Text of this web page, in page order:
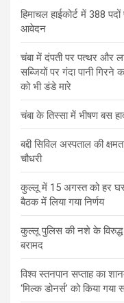
हिमाचल हाईकोर्ट में 388
आवेदन
चंबा में दंपती पर पत्थर और
सब्जियों पर गंदा पानी गिरने
को भी डंडे मारे
चंबा के तिस्सा में भीषण बस
बद्दी सिविल अस्पताल की
चौधरी
कुल्लू में 15 अगस्त को हर घर
बैठक में लिया गया निर्णय
कुल्लू पुलिस की नशे के विरुद्ध
बरामद
विश्व स्तनपान सप्ताह का
‘मिल्क डोनर्स’ को किया गया